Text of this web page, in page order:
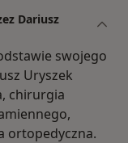
Dariusz
swojego
Uryszek
chirurgia
ortopedyczna.